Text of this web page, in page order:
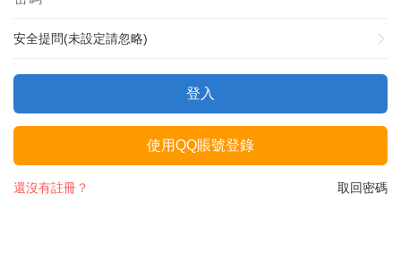
安全提問(未設定請忽略)
登入
使用QQ賬號登錄
取回密碼
還沒有註冊？